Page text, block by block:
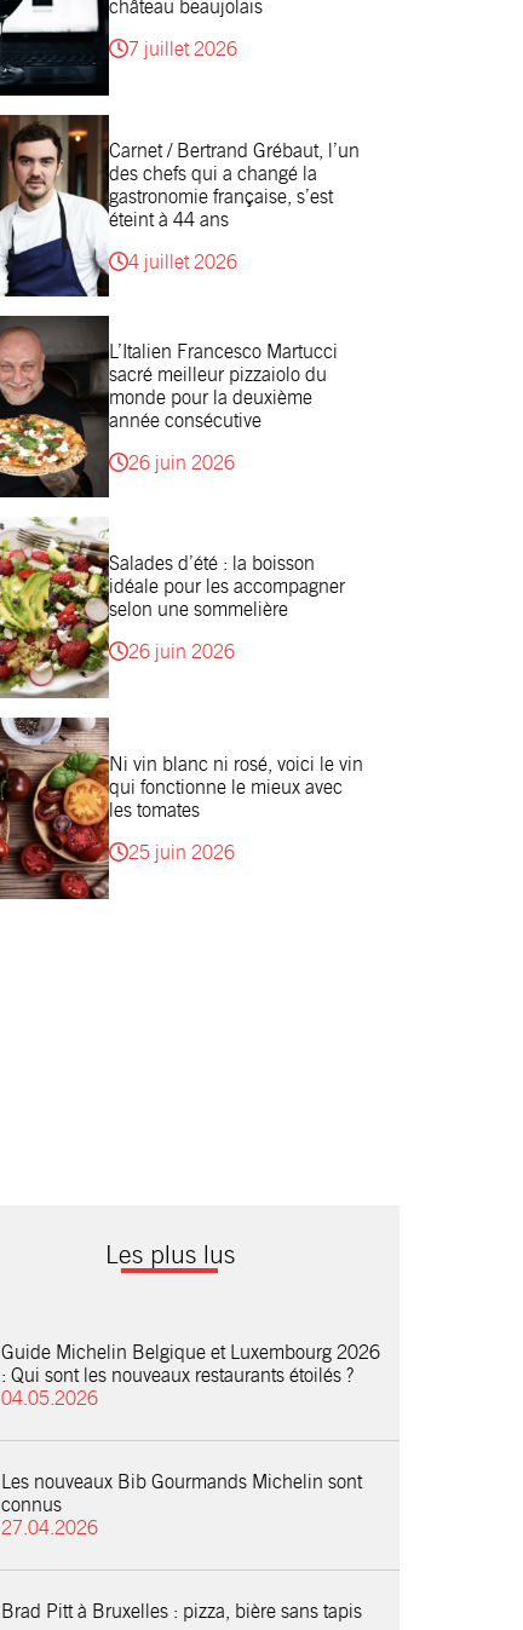
château beaujolais
7 juillet 2026
Carnet / Bertrand Grébaut, l’un
des chefs qui a changé la
gastronomie française, s’est
éteint à 44 ans
4 juillet 2026
L’Italien Francesco Martucci
sacré meilleur pizzaiolo du
monde pour la deuxième
année consécutive
26 juin 2026
Salades d’été : la boisson
idéale pour les accompagner
selon une sommelière
26 juin 2026
Ni vin blanc ni rosé, voici le vin
qui fonctionne le mieux avec
les tomates
25 juin 2026
Les plus lus
Guide Michelin Belgique et Luxembourg 2026
: Qui sont les nouveaux restaurants étoilés ?
04.05.2026
Les nouveaux Bib Gourmands Michelin sont
connus
27.04.2026
Brad Pitt à Bruxelles : pizza, bière sans tapis